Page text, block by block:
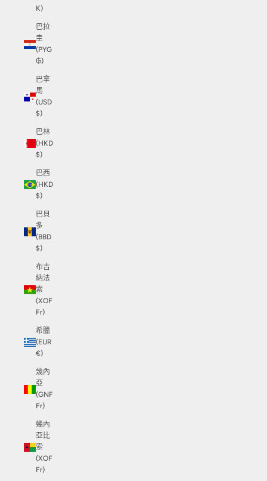
K)
巴拉
圭
(PYG
₲)
巴拿
馬
(USD
$)
巴林
(HKD
$)
巴西
(HKD
$)
巴貝
多
(BBD
$)
布吉
納法
索
(XOF
Fr)
希臘
(EUR
€)
幾內
亞
(GNF
Fr)
幾內
亞比
索
(XOF
Fr)